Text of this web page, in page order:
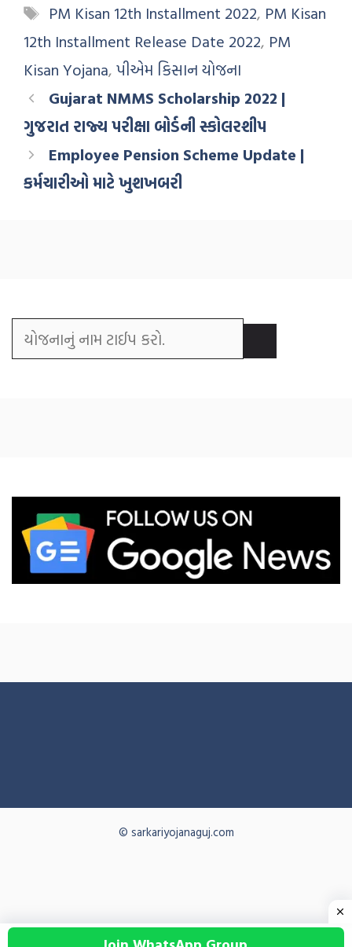
PM Kisan 12th Installment 2022, PM Kisan
12th Installment Release Date 2022, PM
Kisan Yojana, પીએમ કિસાન યોજના
Gujarat NMMS Scholarship 2022 |
ગુજરાત રાજ્ય પરીક્ષા બોર્ડની સ્કોલરશીપ
Employee Pension Scheme Update |
કર્મચારીઓ માટે ખુશખબરી
© sarkariyojanaguj.com